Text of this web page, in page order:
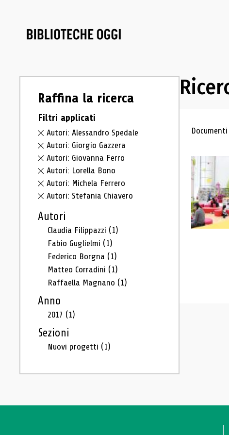
Raffina la ricerca
Filtri applicati
Autori: Alessandro Spedale
Autori: Giorgio Gazzera
Autori: Giovanna Ferro
Autori: Lorella Bono
Autori: Michela Ferrero
Autori: Stefania Chiavero
Autori
Claudia Filippazzi (1)
Fabio Guglielmi (1)
Federico Borgna (1)
Matteo Corradini (1)
Raffaella Magnano (1)
Anno
2017 (1)
Sezioni
Nuovi progetti (1)